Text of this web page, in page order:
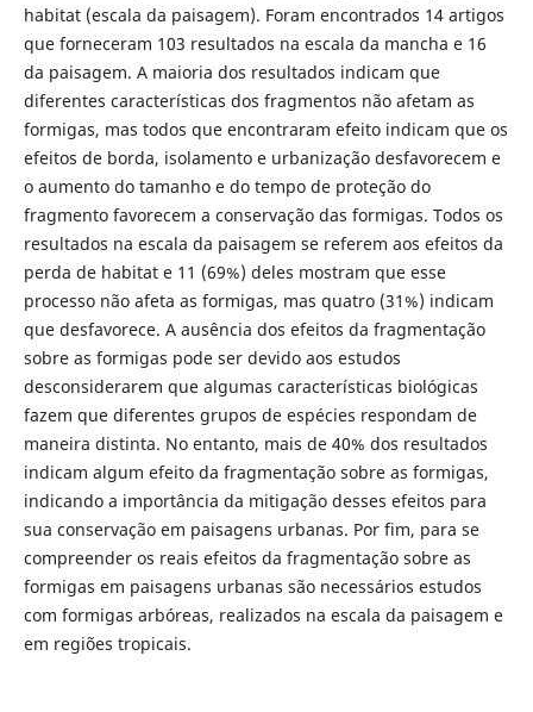
habitat (escala da paisagem). Foram encontrados 14 artigos
que forneceram 103 resultados na escala da mancha e 16
da paisagem. A maioria dos resultados indicam que
diferentes características dos fragmentos não afetam as
formigas, mas todos que encontraram efeito indicam que os
efeitos de borda, isolamento e urbanização desfavorecem e
o aumento do tamanho e do tempo de proteção do
fragmento favorecem a conservação das formigas. Todos os
resultados na escala da paisagem se referem aos efeitos da
perda de habitat e 11 (69%) deles mostram que esse
processo não afeta as formigas, mas quatro (31%) indicam
que desfavorece. A ausência dos efeitos da fragmentação
sobre as formigas pode ser devido aos estudos
desconsiderarem que algumas características biológicas
fazem que diferentes grupos de espécies respondam de
maneira distinta. No entanto, mais de 40% dos resultados
indicam algum efeito da fragmentação sobre as formigas,
indicando a importância da mitigação desses efeitos para
sua conservação em paisagens urbanas. Por fim, para se
compreender os reais efeitos da fragmentação sobre as
formigas em paisagens urbanas são necessários estudos
com formigas arbóreas, realizados na escala da paisagem e
em regiões tropicais.